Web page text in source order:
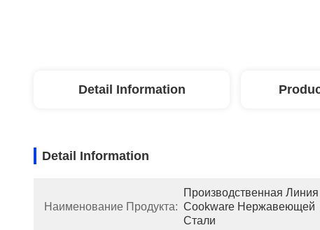
Detail Information
Detail Information
Наименование Продукта:
Производственная Линия
Cookware Нержавеющей
Стали